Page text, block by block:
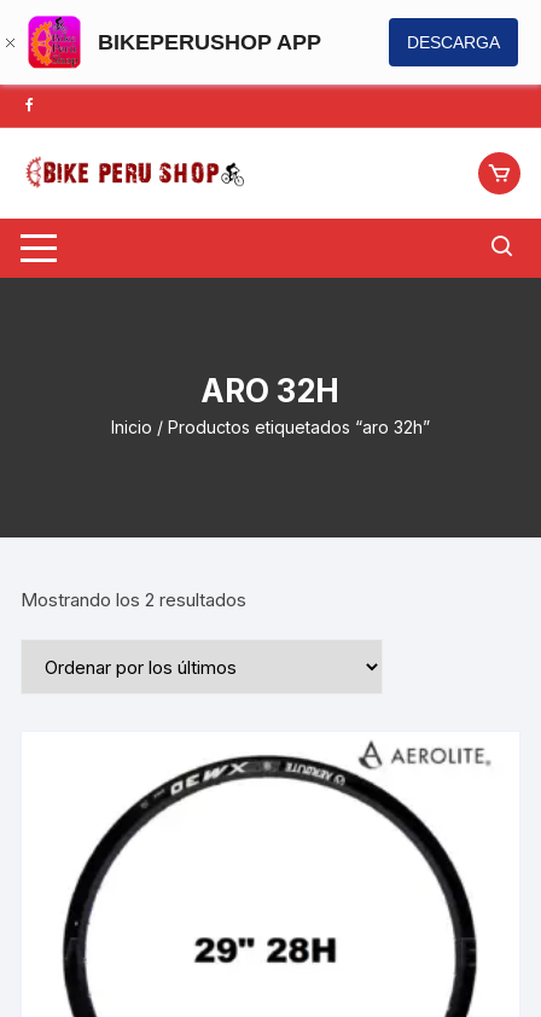
BIKEPERUSHOP APP DESCARGA
Saltar
al
contenido
ARO 32H
Inicio / Productos etiquetados “aro 32h”
Mostrando los 2 resultados